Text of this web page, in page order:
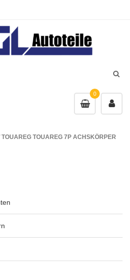
0
TOUAREG TOUAREG 7P ACHSKÖRPER